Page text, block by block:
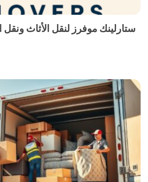
ستارلينك موفرز لنقل الأثاث